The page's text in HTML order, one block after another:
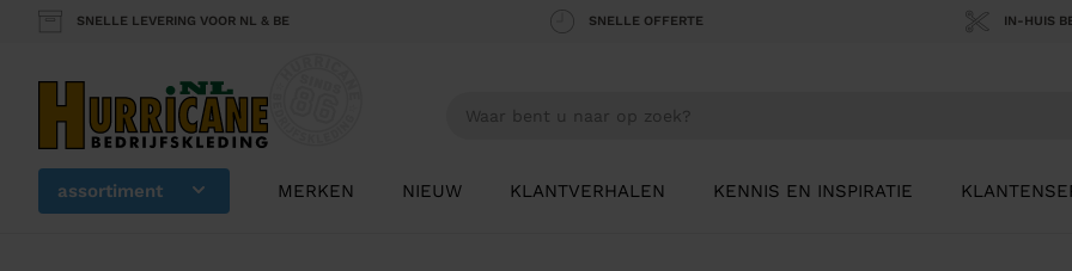
SNELLE LEVERING VOOR NL & BE SNELLE OFFERTE IN-HUIS
assortiment MERKEN NIEUW KLANTVERHALEN KENNIS EN INSPIRATIE